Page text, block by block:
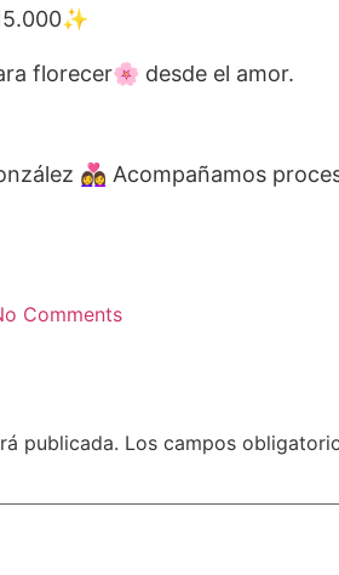
florecer🌸 desde el amor.
👩‍❤️‍👩 Acompañamos
Comments
publicada. Los campos